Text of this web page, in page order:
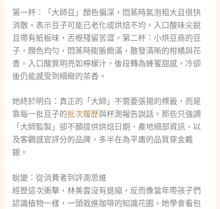
第一杯：「大師豆」顏色偏深，悶蒸時氣泡粗大且很快
消散，表示豆子可能已老化或烘焙不均。入口酸味尖銳
且帶有紙板味，舌根殘留苦澀。第二杯：小烘豆商的豆
子，顏色均勻，悶蒸時膨脹飽滿，散發清晰的柑橘與花
香。入口酸質明亮如檸檬汁，後段轉為蜂蜜甜感，冷卻
後仍能感受到細緻的茶香。
她終於明白：真正的「大師」不需要張揚的標籤，而是
靠每一批豆子的批次履歷與杯測報告說話。那些只強調
「大師監製」卻不願提供烘焙日期、產地細部資訊、以
及客觀感官評分的品牌，多半在為平庸的品質穿金戴
銀。
蛻變：從消費者到評測思維
經歷這次衝擊，林美雲沒有退縮，反而像當年帶孩子們
認識植物一樣，一頭栽進咖啡的知識花園。她學會看包